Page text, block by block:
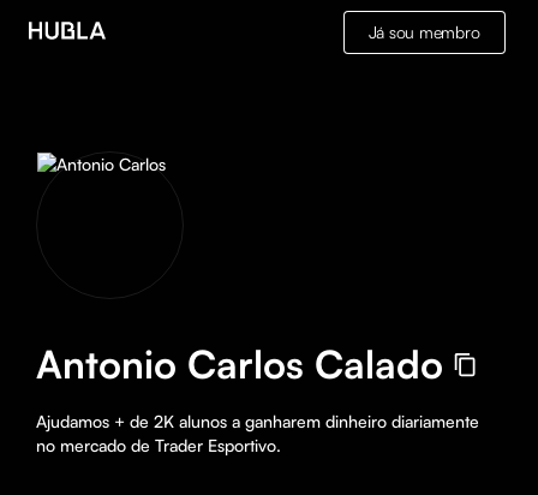
Já sou membro
Antonio Carlos Calado
Ajudamos + de 2K alunos a ganharem dinheiro diariamente
no mercado de Trader Esportivo.